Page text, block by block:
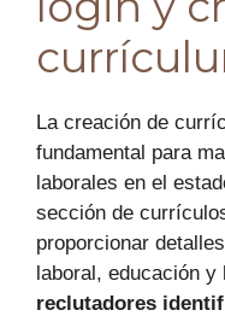
La creación de
fundamental para
laborales en el
sección de
proporcionar
laboral, educación y
reclutadores